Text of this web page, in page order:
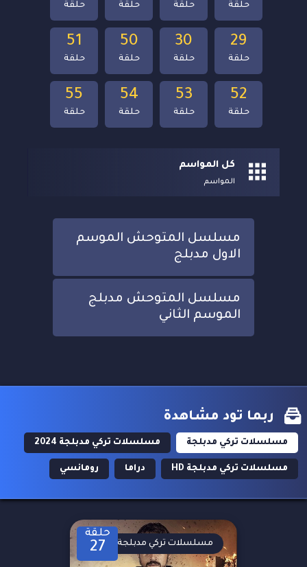
55
حلقة
54
حلقة
53
حلقة
52
حلقة
51
حلقة
50
حلقة
30
حلقة
29
حلقة
حلقة حلقة حلقة حلقة
كل المواسم
المواسم
مسلسل المتوحش الموسم
الاول مدبلج
مسلسل المتوحش مدبلج
الموسم الثاني
ربما تود مشاهدة
مسلسلات تركي مدبلجة مسلسلات تركي مدبلجة 2024
مسلسلات تركي مدبلجة HD دراما رومانسي
حلقة
27 مسلسلات تركي مدبلجة